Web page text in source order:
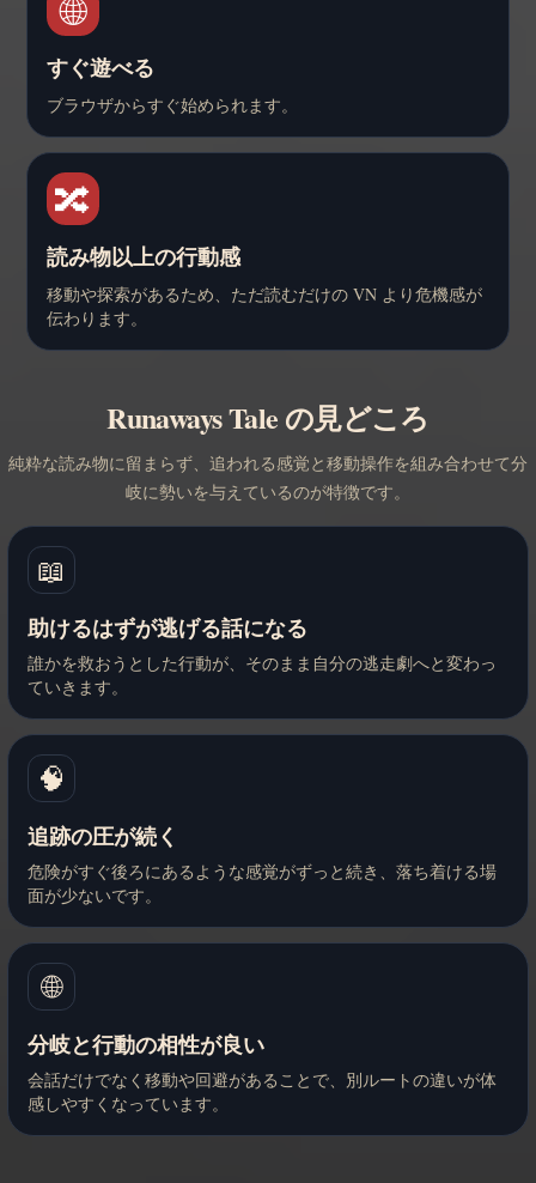
🌐
すぐ遊べる
ブラウザからすぐ始められます。
🔀
読み物以上の行動感
移動や探索があるため、ただ読むだけの VN より危機感が
伝わります。
Runaways Tale の見どころ
純粋な読み物に留まらず、追われる感覚と移動操作を組み合わせて分
岐に勢いを与えているのが特徴です。
📖
助けるはずが逃げる話になる
誰かを救おうとした行動が、そのまま自分の逃走劇へと変わっ
ていきます。
🧠
追跡の圧が続く
危険がすぐ後ろにあるような感覚がずっと続き、落ち着ける場
面が少ないです。
🌐
分岐と行動の相性が良い
会話だけでなく移動や回避があることで、別ルートの違いが体
感しやすくなっています。